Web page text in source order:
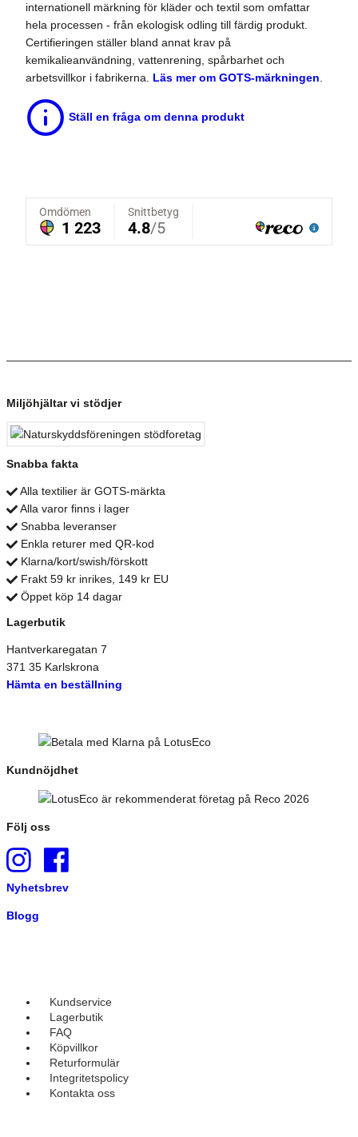
internationell märkning för kläder och textil som omfattar
hela processen - från ekologisk odling till färdig produkt.
Certifieringen ställer bland annat krav på
kemikalieanvändning, vattenrening, spårbarhet och
arbetsvillkor i fabrikerna. Läs mer om GOTS-märkningen.
Ställ en fråga om denna produkt
Miljöhjältar vi stödjer
Snabba fakta
Alla textilier är GOTS-märkta
Alla varor finns i lager
Snabba leveranser
Enkla returer med QR-kod
Klarna/kort/swish/förskott
Frakt 59 kr inrikes, 149 kr EU
Öppet köp 14 dagar
Lagerbutik
Hantverkaregatan 7
371 35 Karlskrona
Hämta en beställning
Kundnöjdhet
Följ oss
Nyhetsbrev
Blogg
Kundservice
Lagerbutik
FAQ
Köpvillkor
Returformulär
Integritetspolicy
Kontakta oss